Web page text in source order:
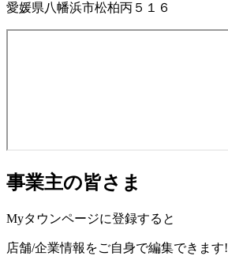
愛媛県八幡浜市松柏丙５１６
事業主の皆さま
Myタウンページに登録すると
店舗/企業情報をご自身で編集できます!